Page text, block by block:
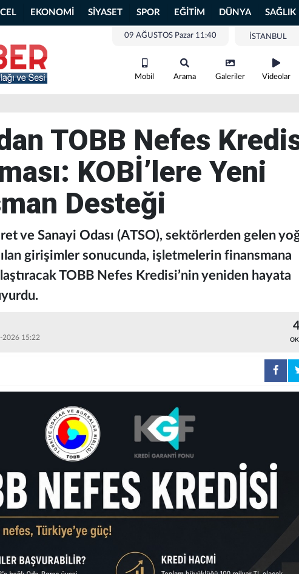
EKONOMİ SİYASET SPOR EĞİTİM DÜNYA SAĞLIK
09 AĞUSTOS Pazar 11:40
Mobil Arama Galeriler Videolar
TOBB Nefes
KOBİ’lere Yeni
Desteği
ve Sanayi Odası (ATSO), sektörlerden gelen
girişimler sonucunda, işletmelerin finansmana
TOBB Nefes Kredisi’nin yeniden hayata
2026 15:22